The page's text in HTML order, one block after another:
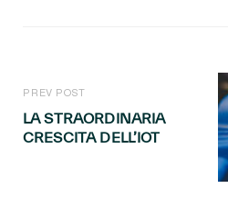
PREV POST
LA STRAORDINARIA
CRESCITA DELL’IOT